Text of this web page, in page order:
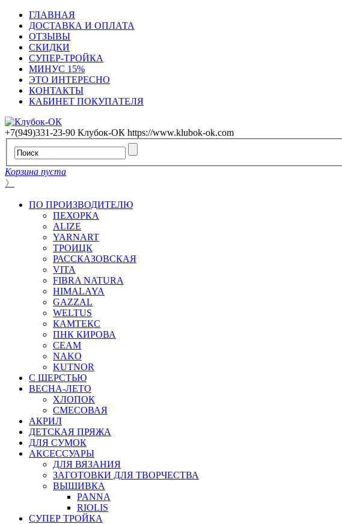
ГЛАВНАЯ
ДОСТАВКА И ОПЛАТА
ОТЗЫВЫ
СКИДКИ
СУПЕР-ТРОЙКА
МИНУС 15%
ЭТО ИНТЕРЕСНО
КОНТАКТЫ
КАБИНЕТ ПОКУПАТЕЛЯ
+7(949)331-23-90 Клубок-ОК https://www.klubok-ok.com
Корзина пуста
〉
ПО ПРОИЗВОДИТЕЛЮ
ПЕХОРКА
ALIZE
YARNART
ТРОИЦК
РАССКАЗОВСКАЯ
VITA
FIBRA NATURA
HIMALAYA
GAZZAL
WELTUS
КАМТЕКС
ПНК КИРОВА
СЕАМ
NAKO
KUTNOR
С ШЕРСТЬЮ
ВЕСНА-ЛЕТО
ХЛОПОК
СМЕСОВАЯ
АКРИЛ
ДЕТСКАЯ ПРЯЖА
ДЛЯ СУМОК
АКСЕССУАРЫ
ДЛЯ ВЯЗАНИЯ
ЗАГОТОВКИ ДЛЯ ТВОРЧЕСТВА
ВЫШИВКА
PANNA
RIOLIS
СУПЕР ТРОЙКА